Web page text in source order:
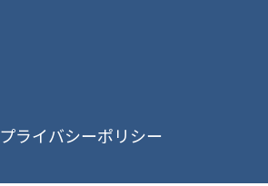
プライバシーポリシー